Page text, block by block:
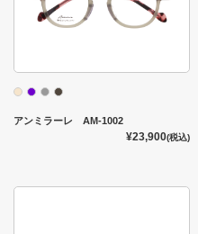
アンミラーレ AM-1002
¥23,900(税込)